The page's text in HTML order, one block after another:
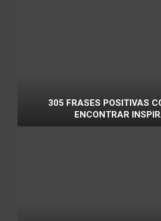
305 FRASES POSITIVAS
ENCONTRAR